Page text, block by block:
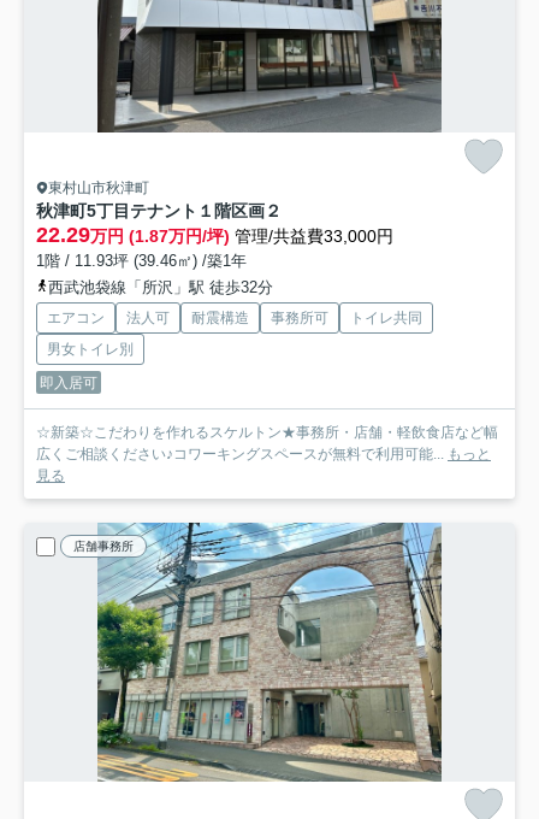
東村山市秋津町
秋津町5丁目テナント １階区画２
22.29万円 (1.87万円/坪) 管理/共益費33,000円
1階 / 11.93坪 (39.46㎡) /築1年
西武池袋線「所沢」駅 徒歩32分
エアコン 法人可 耐震構造 事務所可
トイレ共同
男女トイレ別
即入居可
☆新築☆こだわりを作れるスケルトン★事務所・店舗・軽飲食店など幅
広くご相談ください♪コワーキングスペースが無料で利用可能... もっと
見る
店舗事務所